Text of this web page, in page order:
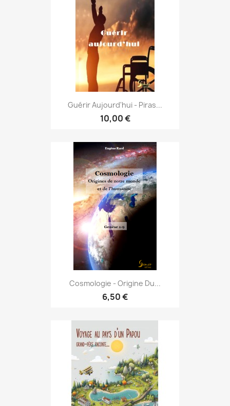
Guérir Aujourd'hui - Piras...
10,00 €
Cosmologie - Origine Du...
6,50 €